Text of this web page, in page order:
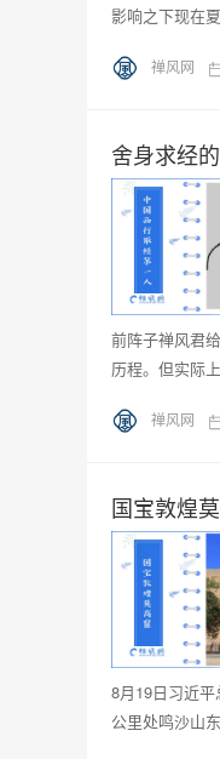
影响之下现在
禅风网
舍身求经
前阵子禅风君
历程。但实际
禅风网
国宝敦煌
8月19日习近
公里处鸣沙山